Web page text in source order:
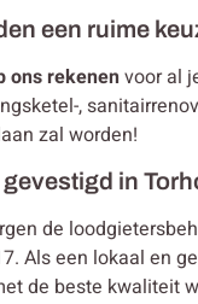
een ruime
ons rekenenvoor al
,
zal worden!
in
de
Als een lokaal en
de beste kwaliteit